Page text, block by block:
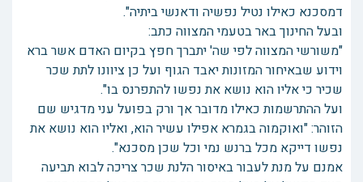
דמסכנא כאילו נטיל נפשיה ודאנשי ביתיה".
ובעל החינוך באר בטעמי המצווה כתב:
"משורשי המצווה לפי שה' יתברך חפץ בקיום האדם אשר ברא
וידוע שבאיחור המזונות יאבד הגוף ועל כן ציוונו לתת שכר
שכיר כי אליו הוא נושא את נפשו להתפרנס בו".
ועל ההתרשמות כאילו מדובר אך ורק בפועל עני מדגיש שם
הזוהר: "ואוקמוה בגמרא אפילו עשיר הוא, ואליו הוא נושא את
נפשו דייקא מכל ברנש נמי וכל שכן מסכנא".
אמנם על מנת לעבור באיסור הלנת שכר צריכה לבוא תביעה